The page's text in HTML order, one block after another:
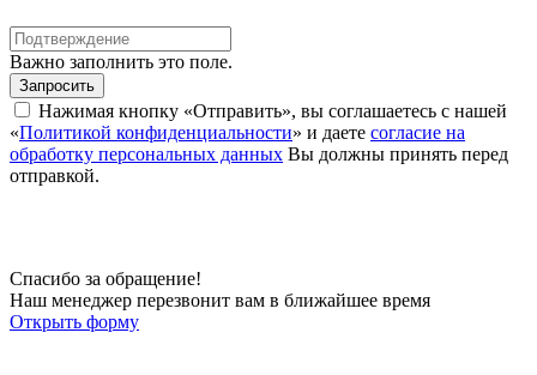
Важно заполнить это поле.
Запросить
Нажимая кнопку «Отправить», вы соглашаетесь с нашей
«Политикой конфиденциальности» и даете согласие на
обработку персональных данных Вы должны принять перед
отправкой.
Спасибо за обращение!
Наш менеджер перезвонит вам в ближайшее время
Открыть форму